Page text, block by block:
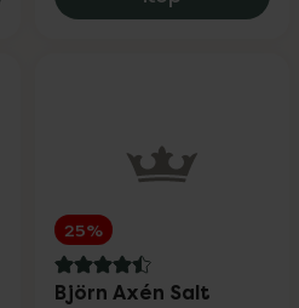
25%
4.5 av 5 i omdöme
Björn Axén Salt